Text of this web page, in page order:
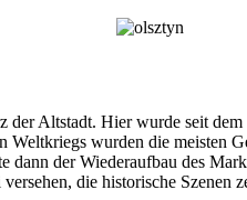
Altstadt. Hier wurde seit
wurden die meisten
der Wiederaufbau des
die historische Szenen